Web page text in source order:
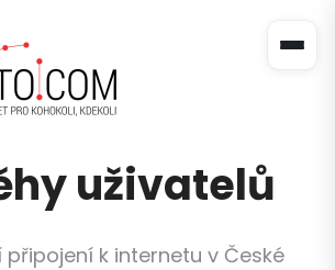
uživatelů
připojení k internetu v České